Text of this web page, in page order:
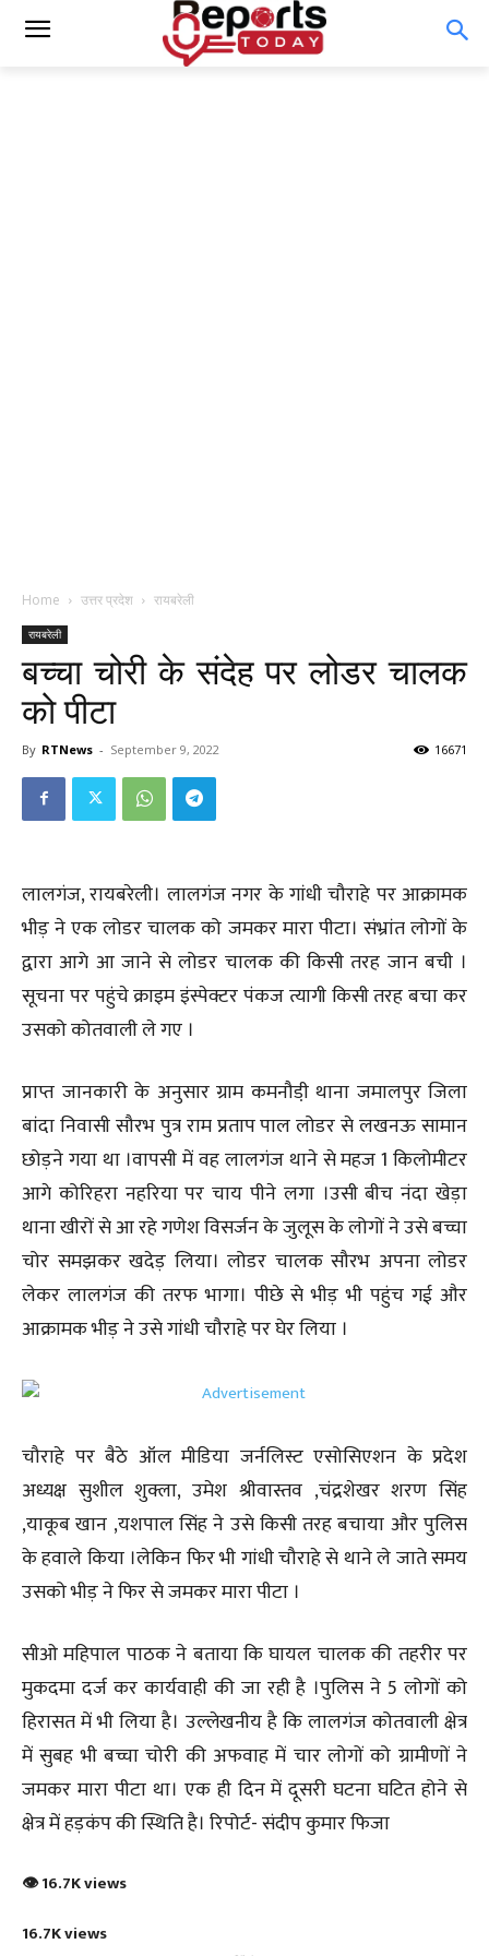
Home उत्तर प्रदेश रायबरेली
रायबरेली
बच्चा चोरी के संदेह पर लोडर चालक
को पीटा
By RTNews - September 9, 2022 16671
लालगंज, रायबरेली। लालगंज नगर के गांधी चौराहे पर आक्रामक
भीड़ ने एक लोडर चालक को जमकर मारा पीटा। संभ्रांत लोगों के
द्वारा आगे आ जाने से लोडर चालक की किसी तरह जान बची ।
सूचना पर पहुंचे क्राइम इंस्पेक्टर पंकज त्यागी किसी तरह बचा कर
उसको कोतवाली ले गए ।
प्राप्त जानकारी के अनुसार ग्राम कमनौडी़ थाना जमालपुर जिला
बांदा निवासी सौरभ पुत्र राम प्रताप पाल लोडर से लखनऊ सामान
छोड़ने गया था ।वापसी में वह लालगंज थाने से महज 1 किलोमीटर
आगे कोरिहरा नहरिया पर चाय पीने लगा ।उसी बीच नंदा खेड़ा
थाना खीरों से आ रहे गणेश विसर्जन के जुलूस के लोगों ने उसे बच्चा
चोर समझकर खदेड़ लिया। लोडर चालक सौरभ अपना लोडर
लेकर लालगंज की तरफ भागा। पीछे से भीड़ भी पहुंच गई और
आक्रामक भीड़ ने उसे गांधी चौराहे पर घेर लिया ।
चौराहे पर बैठे ऑल मीडिया जर्नलिस्ट एसोसिएशन के प्रदेश
अध्यक्ष सुशील शुक्ला, उमेश श्रीवास्तव ,चंद्रशेखर शरण सिंह
,याकूब खान ,यशपाल सिंह ने उसे किसी तरह बचाया और पुलिस
के हवाले किया ।लेकिन फिर भी गांधी चौराहे से थाने ले जाते समय
उसको भीड़ ने फिर से जमकर मारा पीटा ।
सीओ महिपाल पाठक ने बताया कि घायल चालक की तहरीर पर
मुकदमा दर्ज कर कार्यवाही की जा रही है ।पुलिस ने 5 लोगों को
हिरासत में भी लिया है। उल्लेखनीय है कि लालगंज कोतवाली क्षेत्र
में सुबह भी बच्चा चोरी की अफवाह में चार लोगों को ग्रामीणों ने
जमकर मारा पीटा था। एक ही दिन में दूसरी घटना घटित होने से
क्षेत्र में हड़कंप की स्थिति है। रिपोर्ट- संदीप कुमार फिजा
👁 16.7K views
16.7K views